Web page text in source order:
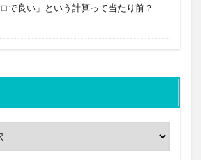
で良い」という計算って当たり前？